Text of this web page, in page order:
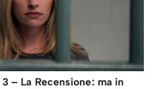
– La Recensione: ma in